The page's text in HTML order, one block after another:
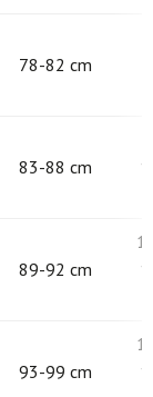
78-82 cm
83-88 cm
89-92 cm
93-99 cm